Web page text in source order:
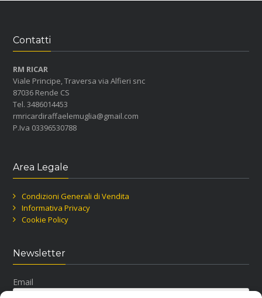
Contatti
RM RICAR
Viale Principe, Traversa via Alfieri snc
87036 Rende CS
Tel. 3486014453
rmricardiraffaelemuglia@gmail.com
P.Iva 03396530788
Area Legale
Condizioni Generali di Vendita
Informativa Privacy
Cookie Policy
Newsletter
Email